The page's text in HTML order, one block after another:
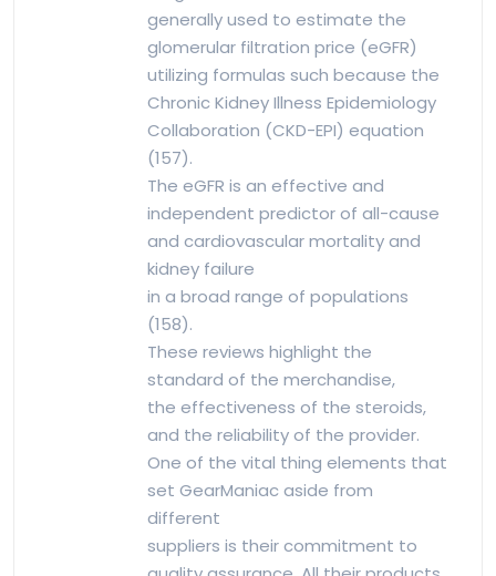
generally used to estimate the
glomerular filtration price (eGFR)
utilizing formulas such because the
Chronic Kidney Illness Epidemiology
Collaboration (CKD-EPI) equation
(157).
The eGFR is an effective and
independent predictor of all-cause
and cardiovascular mortality and
kidney failure
in a broad range of populations
(158).
These reviews highlight the
standard of the merchandise,
the effectiveness of the steroids,
and the reliability of the provider.
One of the vital thing elements that
set GearManiac aside from
different
suppliers is their commitment to